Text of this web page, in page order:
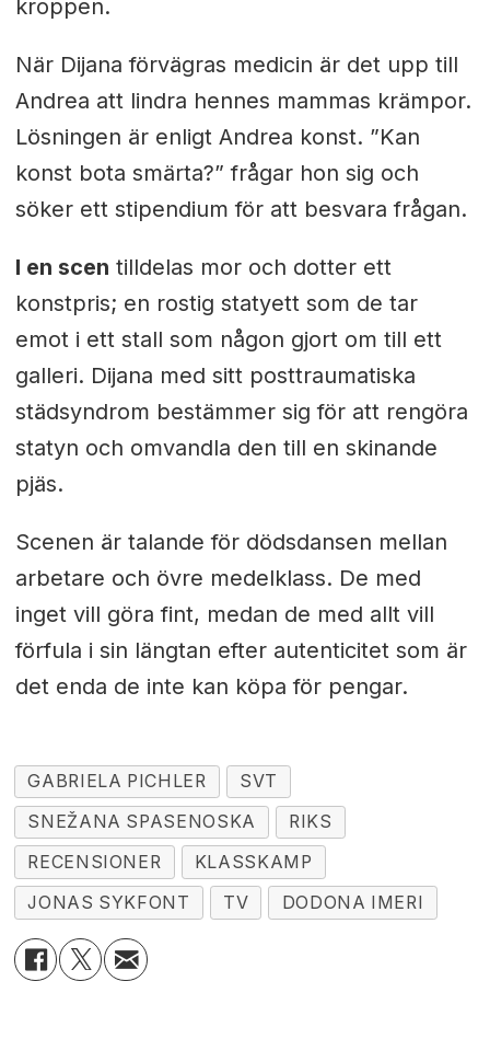
kroppen.
När Dijana förvägras medicin är det upp till
Andrea att lindra hennes mammas krämpor.
Lösningen är enligt Andrea konst. ”Kan
konst bota smärta?” frågar hon sig och
söker ett stipendium för att besvara frågan.
I en scen tilldelas mor och dotter ett
konstpris; en rostig statyett som de tar
emot i ett stall som någon gjort om till ett
galleri. Dijana med sitt posttraumatiska
städsyndrom bestämmer sig för att rengöra
statyn och omvandla den till en skinande
pjäs.
Scenen är talande för dödsdansen mellan
arbetare och övre medelklass. De med
inget vill göra fint, medan de med allt vill
förfula i sin längtan efter autenticitet som är
det enda de inte kan köpa för pengar.
GABRIELA PICHLER
SVT
SNEŽANA SPASENOSKA
RIKS
RECENSIONER
KLASSKAMP
JONAS SYKFONT
TV DODONA IMERI